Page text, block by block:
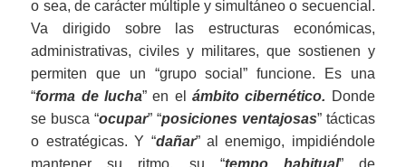
o sea, de carácter múltiple y simultáneo o secuencial.
Va dirigido sobre las estructuras económicas,
administrativas, civiles y militares, que sostienen y
permiten que un “grupo social” funcione. Es una
“forma de lucha” en el ámbito cibernético. Donde
se busca “ocupar” “posiciones ventajosas” tácticas
o estratégicas. Y “dañar” al enemigo, impidiéndole